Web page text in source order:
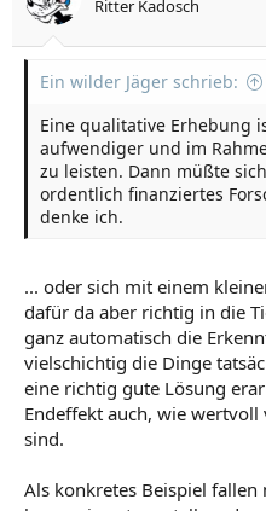
Ritter Kadosch
Ein wilder Jäger schrieb:
Eine qualitative Erhebung
aufwendiger und im
zu leisten. Dann müßte
ordentlich finanziertes
denke ich.
... oder sich mit einem
dafür da aber richtig in die
ganz automatisch die
vielschichtig die Dinge
eine richtig gute Lösung
Endeffekt auch, wie
sind.
Als konkretes Beispiel